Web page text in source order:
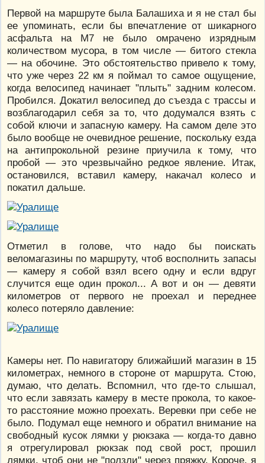
Первой на маршруте была Балашиха и я не стал бы
ее упоминать, если бы впечатление от шикарного
асфальта на М7 не было омрачено изрядным
количеством мусора, в том числе — битого стекла
— на обочине. Это обстоятельство привело к тому,
что уже через 22 км я поймал то самое ощущение,
когда велосипед начинает "плыть" задним колесом.
Пробился. Докатил велосипед до съезда с трассы и
возблагодарил себя за то, что додумался взять с
собой ключи и запасную камеру. На самом деле это
было вообще не очевидное решение, поскольку езда
на антипрокольной резине приучила к тому, что
пробой — это чрезвычайно редкое явление. Итак,
остановился, вставил камеру, накачал колесо и
покатил дальше.
Отметил в голове, что надо бы поискать
веломагазины по маршруту, чтоб восполнить запасы
— камеру я собой взял всего одну и если вдруг
случится еще один прокол... А вот и он — девяти
километров от первого не проехал и переднее
колесо потеряло давление:
Камеры нет. По навигатору ближайший магазин в 15
километрах, немного в стороне от маршрута. Стою,
думаю, что делать. Вспомнил, что где-то слышал,
что если завязать камеру в месте прокола, то какое-
то расстояние можно проехать. Веревки при себе не
было. Подумал еще немного и обратил внимание на
свободный кусок лямки у рюкзака — когда-то давно
я отрегулировал рюкзак под свой рост, прошил
лямки, чтоб они не "ползли" через пряжку. Короче, я